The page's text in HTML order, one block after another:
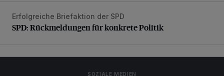
SPD: Rückmeldungen für konkrete Politik
Erfolgreiche Briefaktion der SPD
SPD: Rückmeldungen für konkrete Politik
SOZIALE MEDIEN